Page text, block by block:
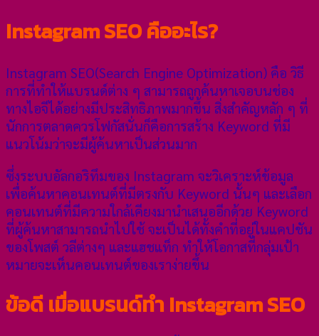
Instagram SEO คืออะไร?
Instagram SEO(Search Engine Optimization) คือ วิธี
การที่ทำให้แบรนด์ต่าง ๆ สามารถถูกค้นหาเจอบนช่อง
ทางไอจีได้อย่างมีประสิทธิภาพมากขึ้น สิ่งสำคัญหลัก ๆ ที่
นักการตลาดควรโฟกัสนั่นก็คือการสร้าง Keyword ที่มี
แนวโน้มว่าจะมีผู้ค้นหาเป็นส่วนมาก
ซึ่งระบบอัลกอริทึมของ Instagram จะวิเคราะห์ข้อมูล
เพื่อค้นหาคอนเทนต์ที่มีตรงกับ Keyword นั้นๆ และเลือก
คอนเทนต์ที่มีความใกล้เคียงมานำเสนออีกด้วย Keyword
ที่ผู้ค้นหาสามารถนำไปใช้ จะเป็นได้ทั้งคำที่อยู่ในแคปชัน
ของโพสต์ วลีต่างๆ และแฮชแท็ก ทำให้โอกาสที่กลุ่มเป้า
หมายจะเห็นคอนเทนต์ของเราง่ายขึ้น
ข้อดี เมื่อแบรนด์ทำ Instagram SEO